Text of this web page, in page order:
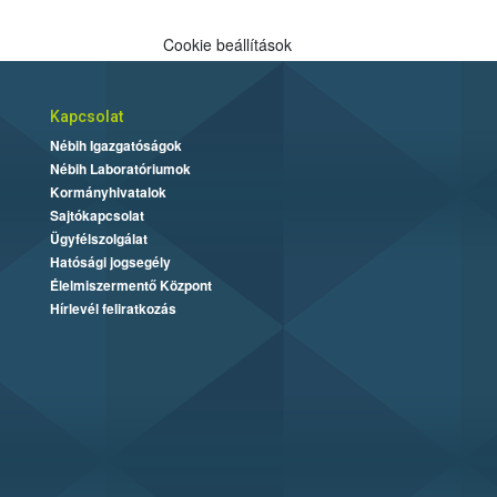
Cookie beállítások
Kapcsolat
Nébih Igazgatóságok
Nébih Laboratóriumok
Kormányhivatalok
Sajtókapcsolat
Ügyfélszolgálat
Hatósági jogsegély
Élelmiszermentő Központ
Hírlevél feliratkozás